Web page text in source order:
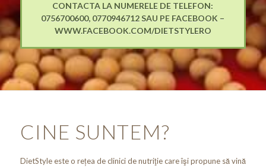
CONTACTA LA NUMERELE DE TELEFON:
0756700600, 0770946712 SAU PE FACEBOOK –
WWW.FACEBOOK.COM/DIETSTYLERO
CINE SUNTEM?
DietStyle este o rețea de clinici de nutriţie care îşi propune să vină